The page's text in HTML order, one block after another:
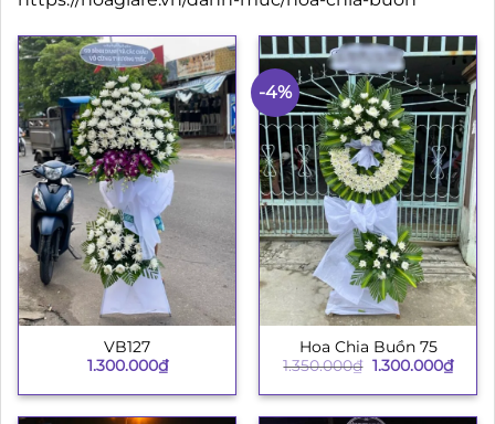
VB127
1.300.000₫
-4%
Hoa Chia Buồn 75
1.350.000₫ Giá
là:
1.300.000₫Giá
hiện
tại